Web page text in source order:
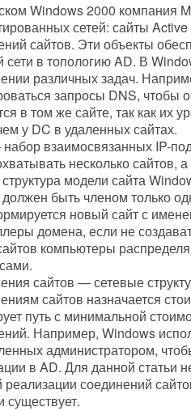
Windows 2000 компания
сетей: сайты
сайтов. Эти объекты
сети в топологию AD. В
различных задач.
запросы DNS, чтобы
в том же сайте, так как их
у DC в удаленных сайтах.
взаимосвязанных IP-
несколько сайтов,
модели сайта
должен быть членом только
новый сайт с
домена, если не
компьютеры
сайтов — сетевые
сайтов назначается
путь с минимальной
Например, Windows
администратором,
в AD. Для данной статьи
реализации соединений
существует.